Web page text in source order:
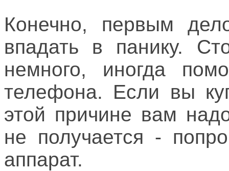
Конечно, первым
впадать в панику.
немного, иногда
телефона. Если вы
этой причине вам
не получается -
аппарат.